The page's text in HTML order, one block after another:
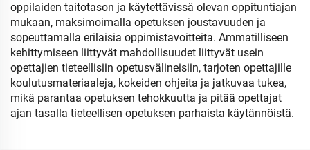
oppilaiden taitotason ja käytettävissä olevan oppituntiajan
mukaan, maksimoimalla opetuksen joustavuuden ja
sopeuttamalla erilaisia oppimistavoitteita. Ammatilliseen
kehittymiseen liittyvät mahdollisuudet liittyvät usein
opettajien tieteellisiin opetusvälineisiin, tarjoten opettajille
koulutusmateriaaleja, kokeiden ohjeita ja jatkuvaa tukea,
mikä parantaa opetuksen tehokkuutta ja pitää opettajat
ajan tasalla tieteellisen opetuksen parhaista käytännöistä.